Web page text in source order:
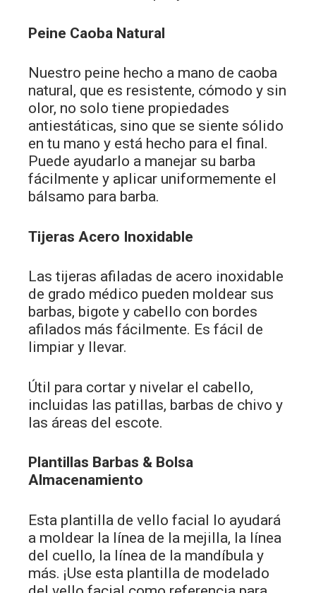
Peine Caoba Natural
Nuestro peine hecho a mano de caoba
natural, que es resistente, cómodo y sin
olor, no solo tiene propiedades
antiestáticas, sino que se siente sólido
en tu mano y está hecho para el final.
Puede ayudarlo a manejar su barba
fácilmente y aplicar uniformemente el
bálsamo para barba.
Tijeras Acero Inoxidable
Las tijeras afiladas de acero inoxidable
de grado médico pueden moldear sus
barbas, bigote y cabello con bordes
afilados más fácilmente. Es fácil de
limpiar y llevar.
Útil para cortar y nivelar el cabello,
incluidas las patillas, barbas de chivo y
las áreas del escote.
Plantillas Barbas & Bolsa
Almacenamiento
Esta plantilla de vello facial lo ayudará
a moldear la línea de la mejilla, la línea
del cuello, la línea de la mandíbula y
más. ¡Use esta plantilla de modelado